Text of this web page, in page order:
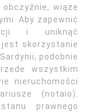
obczyźnie, wiąże
Aby zapewnić
i uniknąć
skorzystanie
podobnie
wszystkim
nieruchomości
(notaio).
prawnego